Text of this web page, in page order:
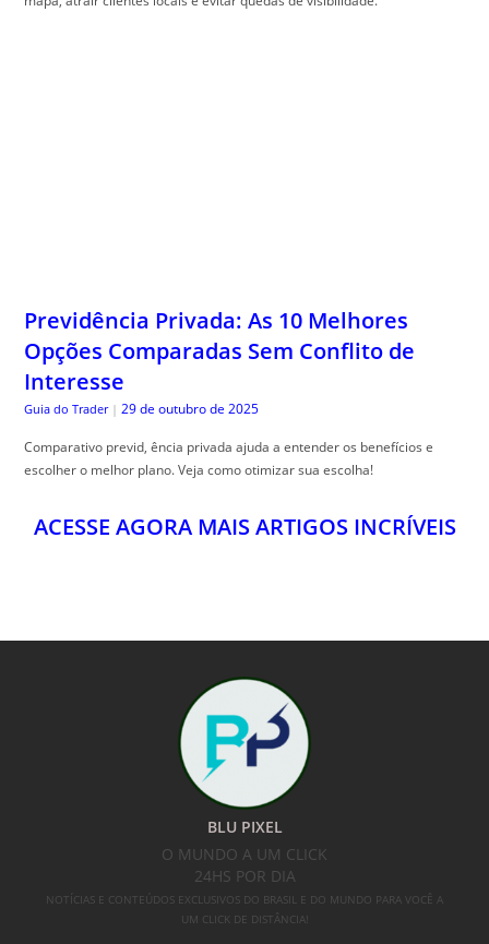
Previdência Privada: As 10 Melhores
Opções Comparadas Sem Conflito de
Interesse
Guia do Trader | 29 de outubro de 2025
Comparativo previd, ência privada ajuda a entender os benefícios e
escolher o melhor plano. Veja como otimizar sua escolha!
ACESSE AGORA MAIS ARTIGOS INCRÍVEIS
BLU PIXEL
O MUNDO A UM CLICK
24HS POR DIA
NOTÍCIAS E CONTEÚDOS EXCLUSIVOS DO BRASIL E DO MUNDO PARA VOCÊ A
UM CLICK DE DISTÂNCIA!